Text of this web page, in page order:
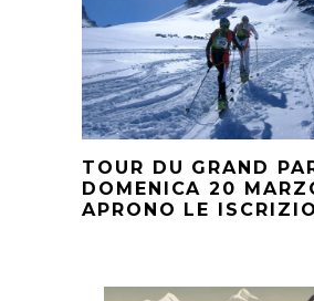
TOUR DU GRAND
DOMENICA 20
APRONO LE